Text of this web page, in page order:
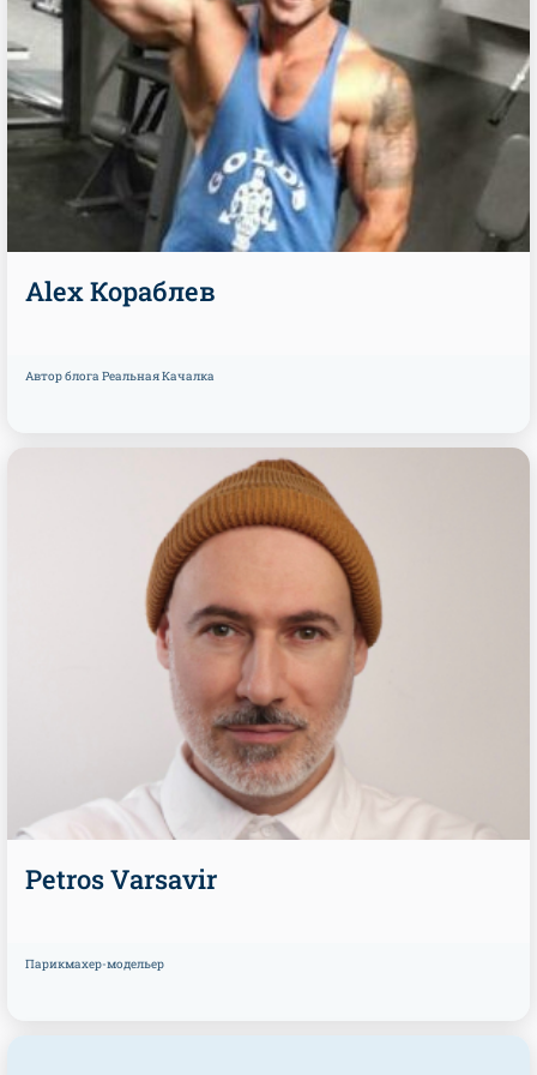
Alex Кораблев
Автор блога Реальная Качалка
Petros Varsavir
Парикмахер-модельер